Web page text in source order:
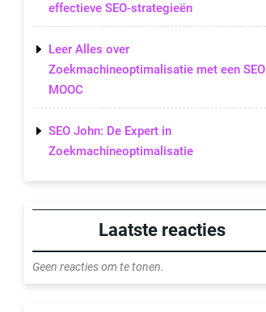
effectieve SEO-strategieën
Leer Alles over
Zoekmachineoptimalisatie met een SEO
MOOC
SEO John: De Expert in
Zoekmachineoptimalisatie
Laatste reacties
Geen reacties om te tonen.